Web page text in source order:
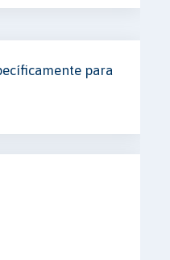
para